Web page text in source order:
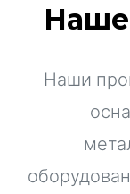
Наше
Наши